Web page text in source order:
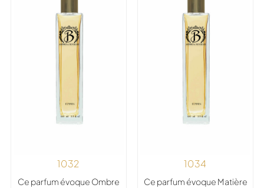
1032
Ce parfum évoque Ombre
1034
Ce parfum évoque Matière